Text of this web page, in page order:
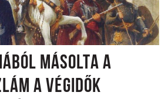
MÁSOLTA A
A VÉGIDŐK